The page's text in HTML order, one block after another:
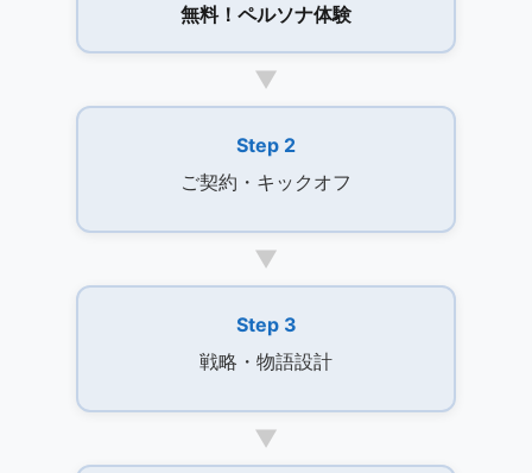
無料！ペルソナ体験
▼
Step 2
ご契約・キックオフ
▼
Step 3
戦略・物語設計
▼